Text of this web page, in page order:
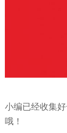
小编已经收集
哦！